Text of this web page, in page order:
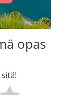
opas